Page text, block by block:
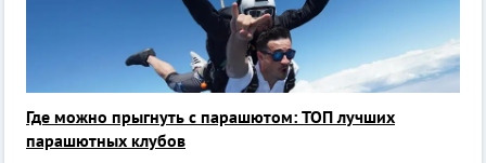
Где можно прыгнуть с парашютом: ТОП лучших
парашютных клубов